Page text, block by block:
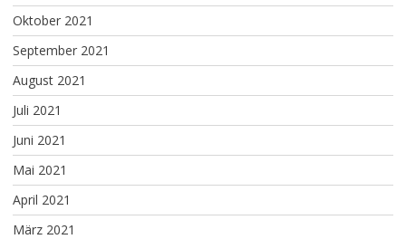
Oktober 2021
September 2021
August 2021
Juli 2021
Juni 2021
Mai 2021
April 2021
März 2021